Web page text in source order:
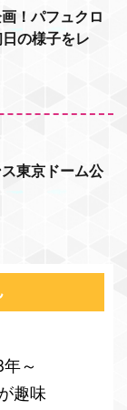
！パフュクロ
の様子をレ
東京ドーム公
～
趣味